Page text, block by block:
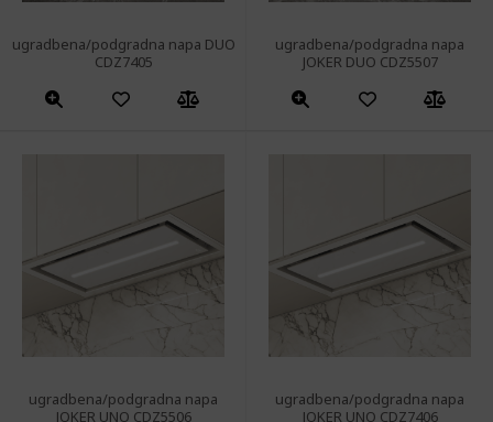
ugradbena/podgradna napa DUO
CDZ7405
ugradbena/podgradna napa
JOKER DUO CDZ5507
ugradbena/podgradna napa
JOKER UNO CDZ5506
ugradbena/podgradna napa
JOKER UNO CDZ7406